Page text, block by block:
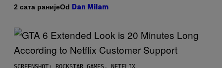
2 сата ранијеOd Dan Milam
SCREENSHOT: ROCKSTAR GAMES, NETFLIX